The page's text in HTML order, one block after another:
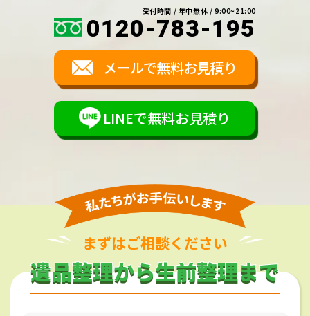
受付時間 / 年中無休 / 9:00~21:00
0120-783-195
メールで無料お見積り
LINEで無料お見積り
まずはご相談ください
遺品整理から生前整理まで
遺品整理から生前整理まで